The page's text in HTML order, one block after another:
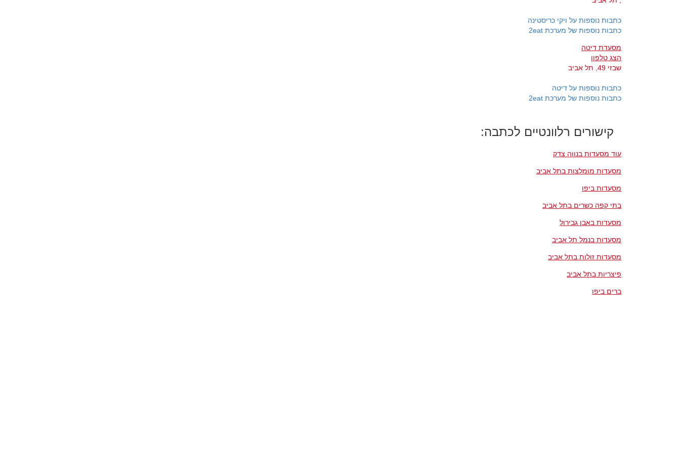
כתבות נוספות על ויקי כריסטינה
כתבות נוספות של מערכת 2eat
מסעדת דיטה
הצג טלפון
שבזי 49, תל אביב
כתבות נוספות על דיטה
כתבות נוספות של מערכת 2eat
קישורים רלוונטיים לכתבה:
עוד מסעדות בנווה צדק
מסעדות מומלצות בתל אביב
מסעדות ביפו
בתי קפה כשרים בתל אביב
מסעדות באבן גבירול
מסעדות בנמל תל אביב
מסעדות זולות בתל אביב
פיצריות בתל אביב
ברים ביפו